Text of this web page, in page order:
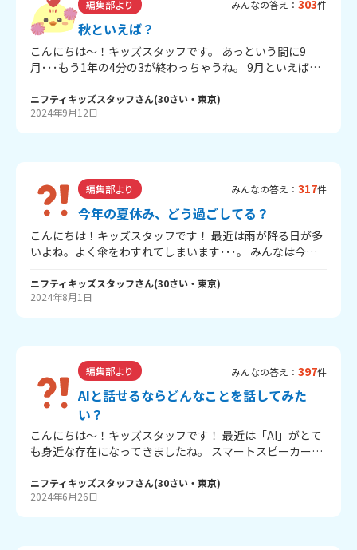
編集部より みんなの答え： 303件
秋といえば？
こんにちは～！キッズスタッフです。 あっという間に9
月･･･もう1年の4分の3が終わっちゃうね。 9月といえば、
ぶとおもうけど、キッズスタッフは今年は「芸術の秋」を
楽しみたいな～と思います。 みんなはどんな秋を過ごした
イラストがニフティキッズオリジナルカレンダーになるか
も･･･！？ ひよりんのぬりえをして、みんなの作品を送っ
てね～！！ ↓ くわしい内容はこちらから！ ↓ カレンダ
ーをつくろうプロジェクト2025 まだまだ暑い日がつづくか
ら、体調に気をつけてすごしてね～！
ニフティキッズスタッフさん(30さい・ 東京)
2024年9月12日
編集部より みんなの答え： 317件
今年の夏休み、どう過ごしてる？
こんにちは！キッズスタッフです！ 最近は雨が降る日が多
いよね。よく傘をわすれてしまいます･･･。 みんなは今夏
の夏休みの様子をぜひ教えてね～ キッズスタッフは、今年
の夏は海だったり自然がいっぱいなところに行きたいな～
ニフティキッズスタッフさん(30さい・ 東京)
2024年8月1日
編集部より みんなの答え： 397件
AIと話せるならどんなことを話してみた
い？
こんにちは～！キッズスタッフです！ 最近は「AI」がとて
も身近な存在になってきましたね。 スマートスピーカーや
れるものまで、たくさんの能力を持ったものがあります。
キッズのみんなは、もしAIと話せるならどんなことを話し
ニフティキッズスタッフさん(30さい・ 東京)
2024年6月26日